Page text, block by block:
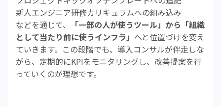
新人エンジニア研修カリキュラムへの組み込み
などを通じて、
「一部の人が使うツール」から「組織
として当たり前に使うインフラ」 へと位置づけを変え
ていきます。この段階でも、導入コンサルが伴走しな
がら、定期的にKPIをモニタリングし、改善提案を行
っていくのが理想です。